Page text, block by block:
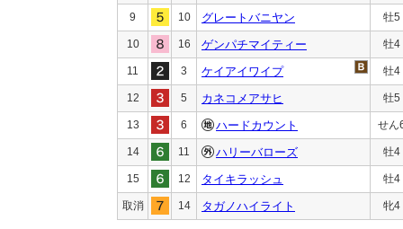
9 10 グレートバニヤン 牡5
10 16 ゲンパチマイティー 牡4
11 3 ケイアイワイプ 牡4
12 5 カネコメアサヒ 牡5
13 6 ハードカウント せん
14 11 ハリーバローズ 牡4
15 12 タイキラッシュ 牡4
取消 14 タガノハイライト 牝4